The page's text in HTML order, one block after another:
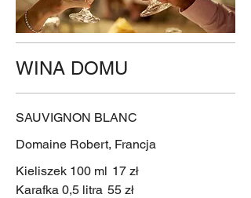
WINA DOMU
SAUVIGNON BLANC
Domaine Robert, Francja
Kieliszek 100 ml 17 zł
Karafka 0,5 litra 55 zł